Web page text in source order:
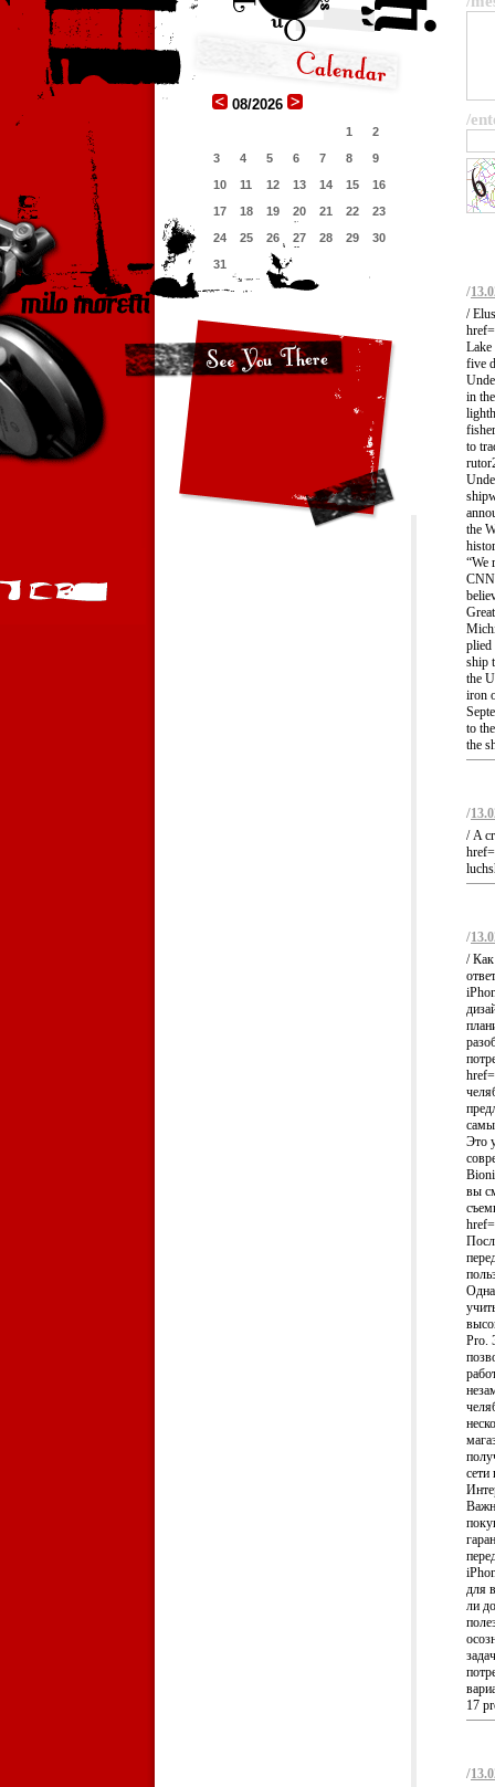
08/2026
1
2
3
4 5 6 7 8
9
10
11 12 13 14 15
16
17
18 19 20 21 22
23
24
25 26 27 28 29
30
31
/
/
/
Lake
five
in
to
the
“We
plied
ship
the
iron
to
the
/
/ A
/
/
Это
вы
Pro.
для
ли
17
/